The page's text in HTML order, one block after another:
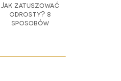
Jak zatuszować
odrosty? 8
sposobów